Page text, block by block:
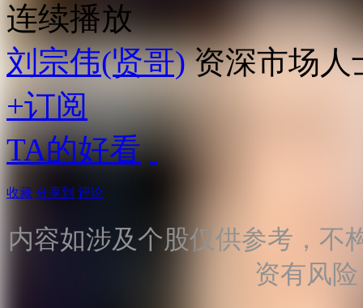
连续播放
刘宗伟(贤哥) 资深市场人
+订阅
TA的好看
收藏 分享到 评论
内容如涉及个股仅供参考，不
资有风